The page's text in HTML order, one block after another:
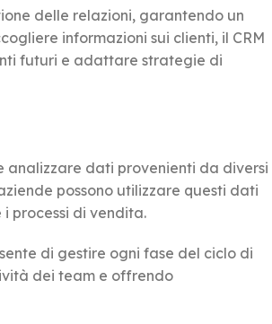
delle relazioni, garantendo un
informazioni sui clienti, il CRM
futuri e adattare strategie di
dati provenienti da diversi
possono utilizzare questi dati
processi di vendita.
di gestire ogni fase del ciclo di
dei team e offrendo